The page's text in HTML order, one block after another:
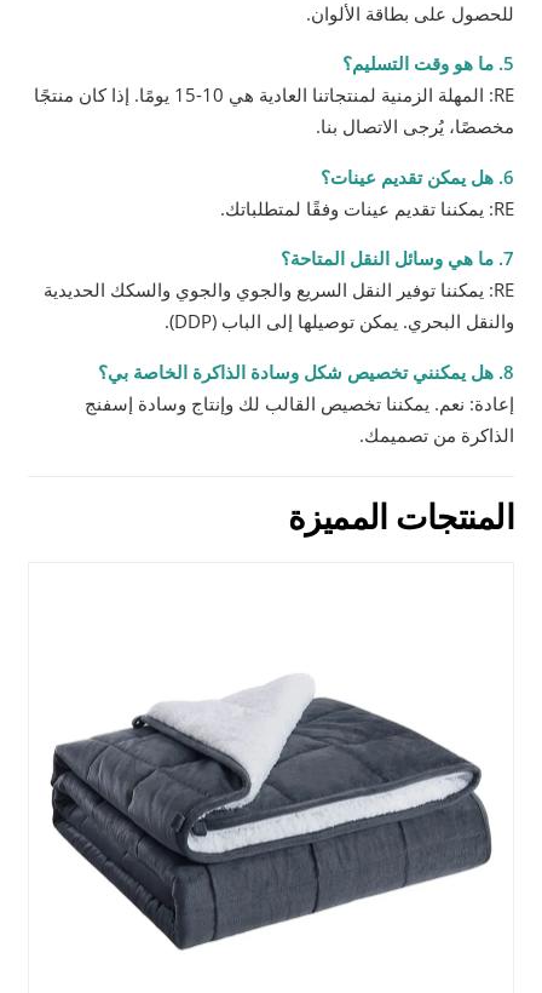
للحصول على بطاقة الألوان.
5. ما هو وقت التسليم؟
RE: المهلة الزمنية لمنتجاتنا العادية هي 10-15 يومًا. إذا كان منتجًا
مخصصًا، يُرجى الاتصال بنا.
6. هل يمكن تقديم عينات؟
RE: يمكننا تقديم عينات وفقًا لمتطلباتك.
7. ما هي وسائل النقل المتاحة؟
RE: يمكننا توفير النقل السريع والجوي والجوي والسكك الحديدية
والنقل البحري. يمكن توصيلها إلى الباب (DDP).
8. هل يمكنني تخصيص شكل وسادة الذاكرة الخاصة بي؟
إعادة: نعم. يمكننا تخصيص القالب لك وإنتاج وسادة إسفنج
الذاكرة من تصميمك.
المنتجات المميزة